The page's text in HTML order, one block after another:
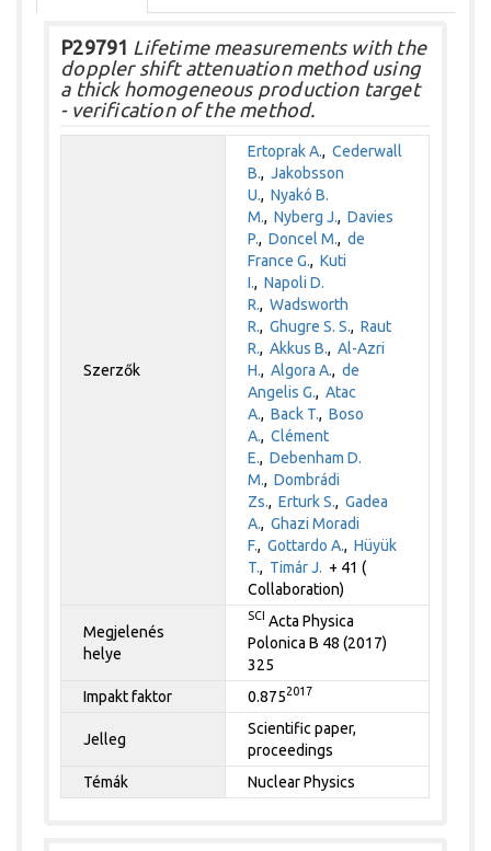
P29791 Lifetime measurements with the
doppler shift attenuation method using
a thick homogeneous production target
- verification of the method.
Szerzők
Ertoprak A.,Cederwall
B.,Jakobsson
U.,Nyakó B.
M.,Nyberg J.,Davies
P.,Doncel M.,de
France G.,Kuti
I.,Napoli D.
R.,Wadsworth
R.,Ghugre S. S.,Raut
R.,Akkus B.,Al-Azri
H.,Algora A.,de
Angelis G.,Atac
A.,Back T.,Boso
A.,Clément
E.,Debenham D.
M.,Dombrádi
Zs.,Erturk S.,Gadea
A.,Ghazi Moradi
F.,Gottardo A.,Hüyük
T., Timár J. + 41 (
Collaboration)
Megjelenés
helye
SCI Acta Physica
Polonica B 48 (2017)
325
Impakt faktor
0.8752017
Jelleg
Scientific paper,
proceedings
Témák
Nuclear Physics